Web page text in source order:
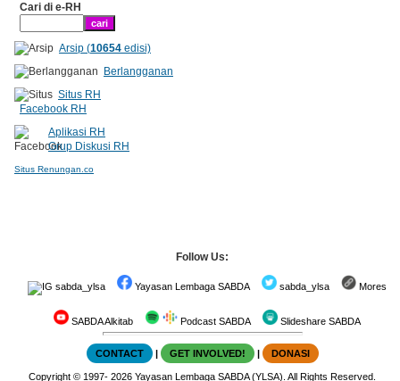
Cari di e-RH
Arsip (10654edisi)
Berlangganan
Situs RH
Facebook RH
Aplikasi RH
Grup Diskusi RH
Situs Renungan.co
Follow Us:
sabda_ylsa Yayasan Lembaga SABDA sabda_ylsa Mores
SABDA Alkitab Podcast SABDA Slideshare SABDA
CONTACT | GET INVOLVED! | DONASI
Copyright © 1997-2026Yayasan Lembaga SABDA (YLSA). All Rights Reserved.